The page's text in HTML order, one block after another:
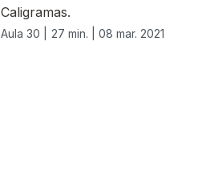
Caligramas.
Aula 30 | 27 min. | 08 mar. 2021